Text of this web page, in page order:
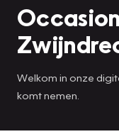
Welkom in onze
komt nemen.